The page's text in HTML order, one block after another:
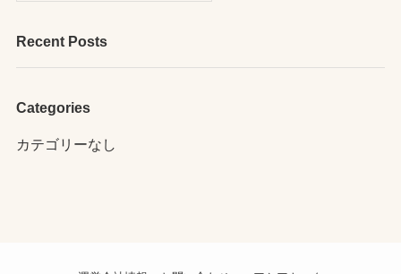
Recent Posts
Categories
カテゴリーなし